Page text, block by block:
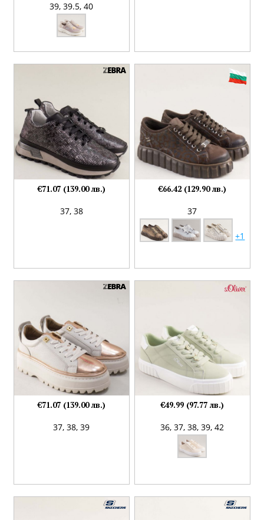
39,39.5,40
37, 38
€71.07 (139.00 лв.)
37
+1
€66.42 (129.90 лв.)
37,38,39
€71.07 (139.00 лв.)
36,37,38,39,42
€49.99 (97.77 лв.)